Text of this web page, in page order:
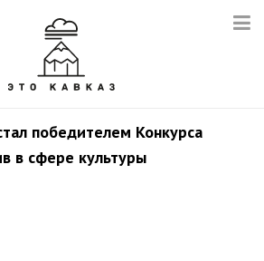
победителем Конкурса
в сфере культуры